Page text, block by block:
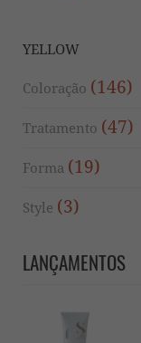
YELLOW
Coloração (146)
Tratamento (47)
Forma (19)
Style (3)
LANÇAMENTOS